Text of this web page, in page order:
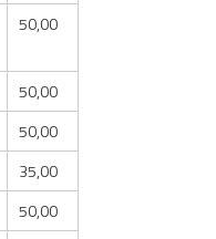
50,00
50,00
50,00
35,00
50,00